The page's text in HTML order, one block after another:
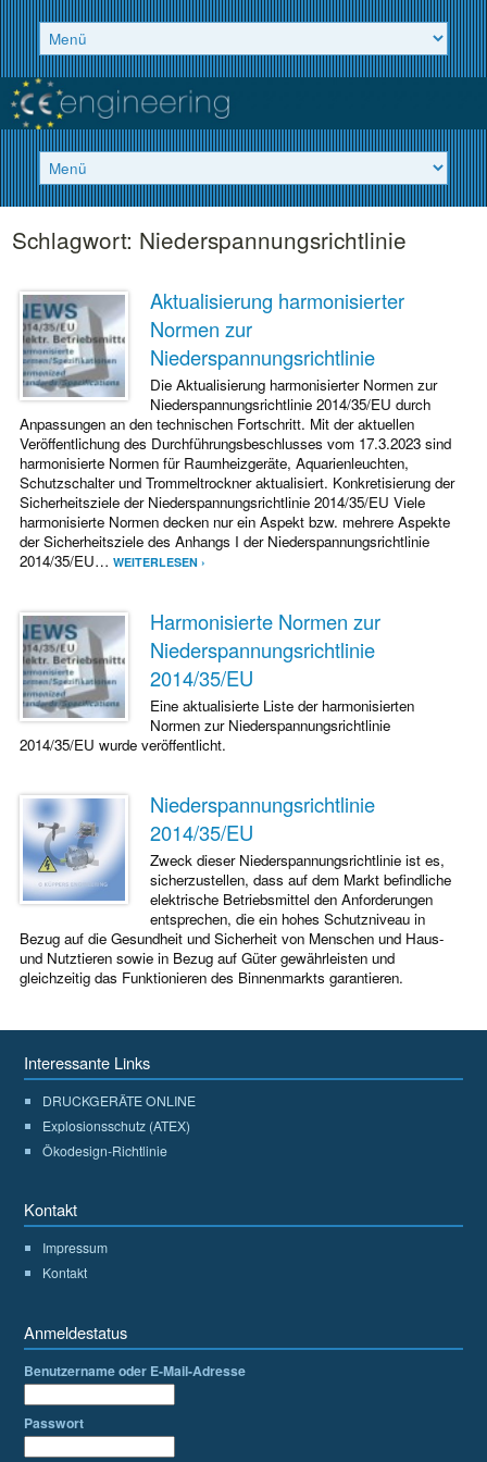
Schlagwort: Niederspannungsrichtlinie
Aktualisierung harmonisierter
Normen zur
Niederspannungsrichtlinie
Die Aktualisierung harmonisierter Normen zur
Niederspannungsrichtlinie 2014/35/EU durch
Anpassungen an den technischen Fortschritt. Mit der aktuellen
Veröffentlichung des Durchführungsbeschlusses vom 17.3.2023 sind
harmonisierte Normen für Raumheizgeräte, Aquarienleuchten,
Schutzschalter und Trommeltrockner aktualisiert. Konkretisierung der
Sicherheitsziele der Niederspannungsrichtlinie 2014/35/EU Viele
harmonisierte Normen decken nur ein Aspekt bzw. mehrere Aspekte
der Sicherheitsziele des Anhangs I der Niederspannungsrichtlinie
2014/35/EU… WEITERLESEN ›
Harmonisierte Normen zur
Niederspannungsrichtlinie
2014/35/EU
Eine aktualisierte Liste der harmonisierten
Normen zur Niederspannungsrichtlinie
2014/35/EU wurde veröffentlicht.
Niederspannungsrichtlinie
2014/35/EU
Zweck dieser Niederspannungsrichtlinie ist es,
sicherzustellen, dass auf dem Markt befindliche
elektrische Betriebsmittel den Anforderungen
entsprechen, die ein hohes Schutzniveau in
Bezug auf die Gesundheit und Sicherheit von Menschen und Haus-
und Nutztieren sowie in Bezug auf Güter gewährleisten und
gleichzeitig das Funktionieren des Binnenmarkts garantieren.
Interessante Links
DRUCKGERÄTE ONLINE
Explosionsschutz (ATEX)
Ökodesign-Richtlinie
Kontakt
Impressum
Kontakt
Anmeldestatus
Benutzername oder E-Mail-Adresse
Passwort